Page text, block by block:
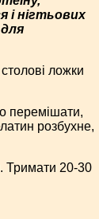
і нігтьових
ложки
перемішати,
розбухне,
Тримати 20-30